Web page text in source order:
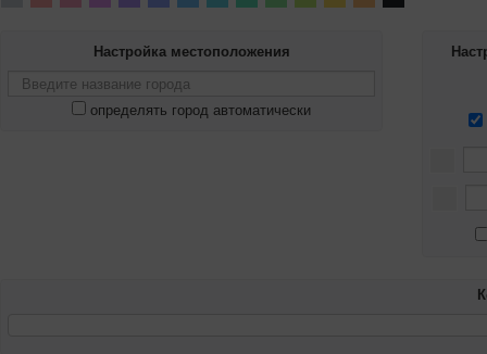
Настройка местоположения
определять город автоматически